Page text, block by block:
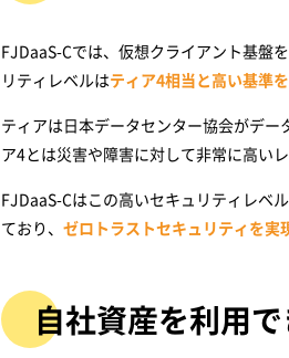
FJDaaS-Cでは、仮想クライアント基盤
リティレベルはティア4相当と高い基準
ティアは日本データセンター協会がデ
ア4とは災害や障害に対して非常に高い
FJDaaS-Cはこの高いセキュリティレベ
ており、 ゼロトラストセキュリティを実
自社資産を利用